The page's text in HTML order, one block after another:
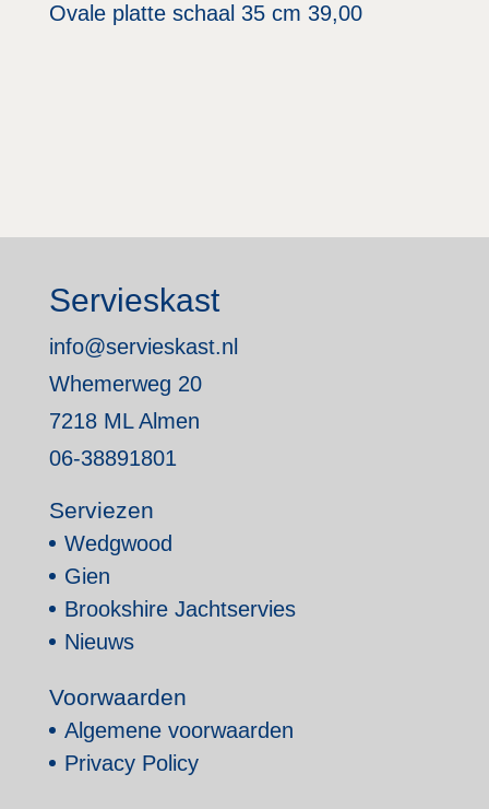
Ovale platte schaal 35 cm 39,00
Servieskast
info@servieskast.nl
Whemerweg 20
7218 ML Almen
06-38891801
Serviezen
Wedgwood
Gien
Brookshire Jachtservies
Nieuws
Voorwaarden
Algemene voorwaarden
Privacy Policy